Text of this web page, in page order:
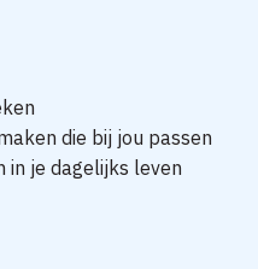
die bij jou passen
in je dagelijks leven